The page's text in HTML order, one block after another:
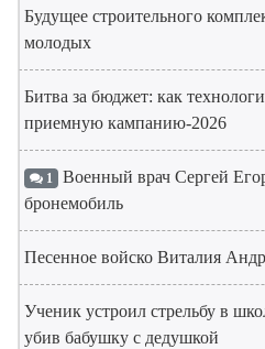
Будущее строительного
молодых
Битва за бюджет: как
приемную кампанию-2026
1 Военный врач Сергей
бронемобиль
Песенное войско Виталия
Ученик устроил стрельбу в
убив бабушку с дедушкой